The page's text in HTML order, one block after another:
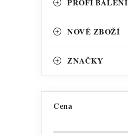
NOVÉ ZBOŽÍ
ZNAČKY
Cena